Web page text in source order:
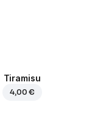
Tiramisu
4,00 €